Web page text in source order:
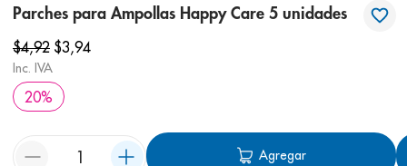
Parches para Ampollas Happy Care 5 unidades
$4,92 $3,94
Inc. IVA
20%
Agregar
1. protector solar
2. pañales
3.
4. cerave